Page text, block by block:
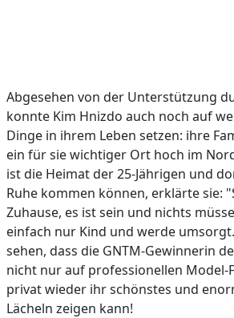
Abgesehen von der Unterstützung
konnte Kim Hnizdo auch noch auf
Dinge in ihrem Leben setzen: ihre
ein für sie wichtiger Ort hoch im
ist die Heimat der 25-Jährigen und
Ruhe kommen können, erklärte sie:
Zuhause, es ist sein und nichts
einfach nur Kind und werde
sehen, dass die GNTM-Gewinnerin
nicht nur auf professionellen Model-
privat wieder ihr schönstes und
Lächeln zeigen kann!